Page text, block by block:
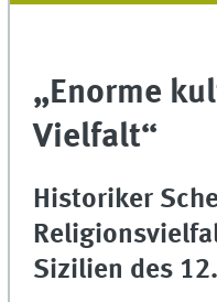
„Enorme
Vielfalt“
Historiker
Sizilien des